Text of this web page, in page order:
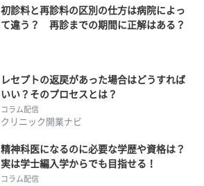
初診料と再診料の区別の仕方は病院によっ
て違う？ 再診までの期間に正解はある？
レセプトの返戻があった場合はどうすれば
いい？そのプロセスとは？
コラム配信
クリニック開業ナビ
精神科医になるのに必要な学歴や資格は？
実は学士編入学からでも目指せる！
コラム配信